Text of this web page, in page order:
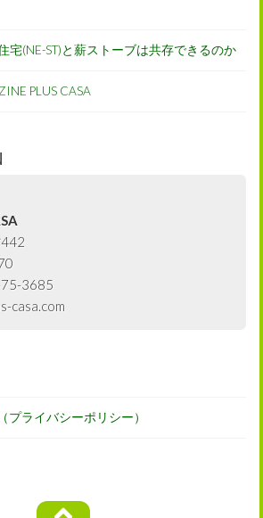
宅(NE-ST)と薪ストーブは共存できるのか
PLUS CASA
3685
casa.com
プライバシーポリシー）